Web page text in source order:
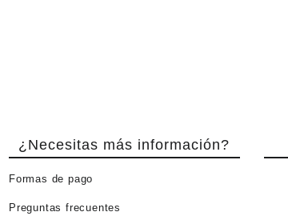
¿Necesitas más información?
Formas de pago
Preguntas frecuentes